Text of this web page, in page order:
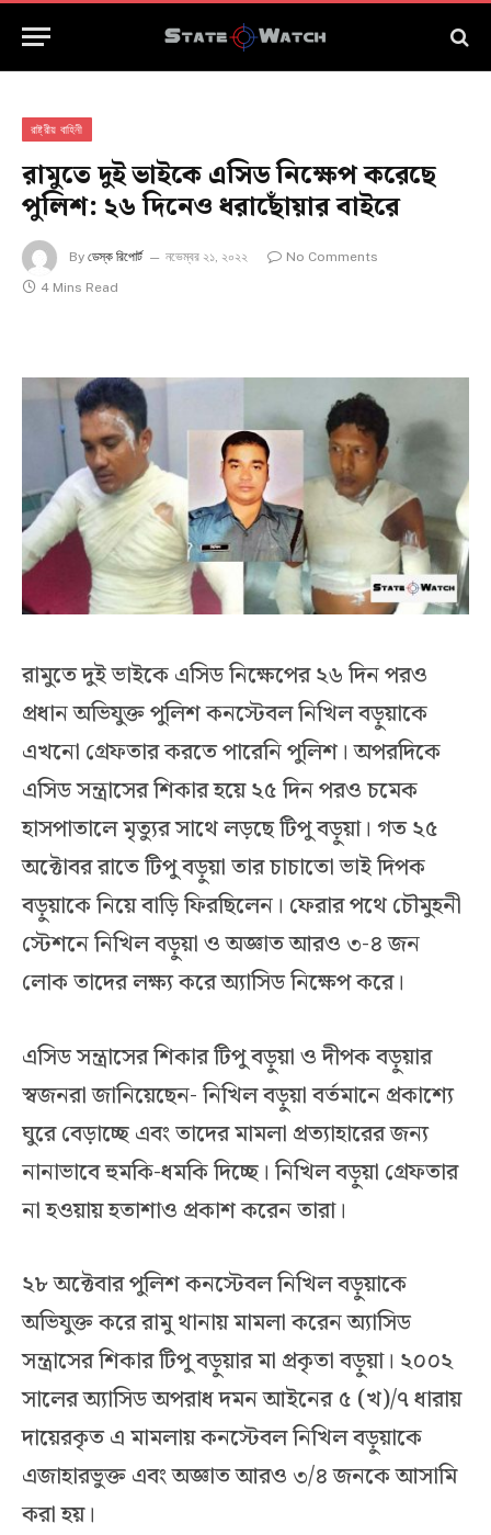
রাষ্ট্রীয় বাহিনী
রামুতে দুই ভাইকে এসিড নিক্ষেপ করেছে
পুলিশ: ২৬ দিনেও ধরাছোঁয়ার বাইরে
By ডেস্ক রিপোর্ট নভেম্বর ২১, ২০২২
No Comments
4 Mins Read
রামুতে দুই ভাইকে এসিড নিক্ষেপের ২৬ দিন পরও
প্রধান অভিযুক্ত পুলিশ কনস্টেবল নিখিল বড়ুয়াকে
এখনো গ্রেফতার করতে পারেনি পুলিশ। অপরদিকে
এসিড সন্ত্রাসের শিকার হয়ে ২৫ দিন পরও চমেক
হাসপাতালে মৃত্যুর সাথে লড়ছে টিপু বড়ুয়া। গত ২৫
অক্টোবর রাতে টিপু বড়ুয়া তার চাচাতো ভাই দিপক
বড়ুয়াকে নিয়ে বাড়ি ফিরছিলেন। ফেরার পথে চৌমুহনী
স্টেশনে নিখিল বড়ুয়া ও অজ্ঞাত আরও ৩-৪ জন
লোক তাদের লক্ষ্য করে অ্যাসিড নিক্ষেপ করে।
এসিড সন্ত্রাসের শিকার টিপু বড়ুয়া ও দীপক বড়ুয়ার
স্বজনরা জানিয়েছেন- নিখিল বড়ুয়া বর্তমানে প্রকাশ্যে
ঘুরে বেড়াচ্ছে এবং তাদের মামলা প্রত্যাহারের জন্য
নানাভাবে হুমকি-ধমকি দিচ্ছে। নিখিল বড়ুয়া গ্রেফতার
না হওয়ায় হতাশাও প্রকাশ করেন তারা।
২৮ অক্টেবার পুলিশ কনস্টেবল নিখিল বড়ুয়াকে
অভিযুক্ত করে রামু থানায় মামলা করেন অ্যাসিড
সন্ত্রাসের শিকার টিপু বড়ুয়ার মা প্রকৃতা বড়ুয়া। ২০০২
সালের অ্যাসিড অপরাধ দমন আইনের ৫ (খ)/৭ ধারায়
দায়েরকৃত এ মামলায় কনস্টেবল নিখিল বড়ুয়াকে
এজাহারভুক্ত এবং অজ্ঞাত আরও ৩/৪ জনকে আসামি
করা হয়।